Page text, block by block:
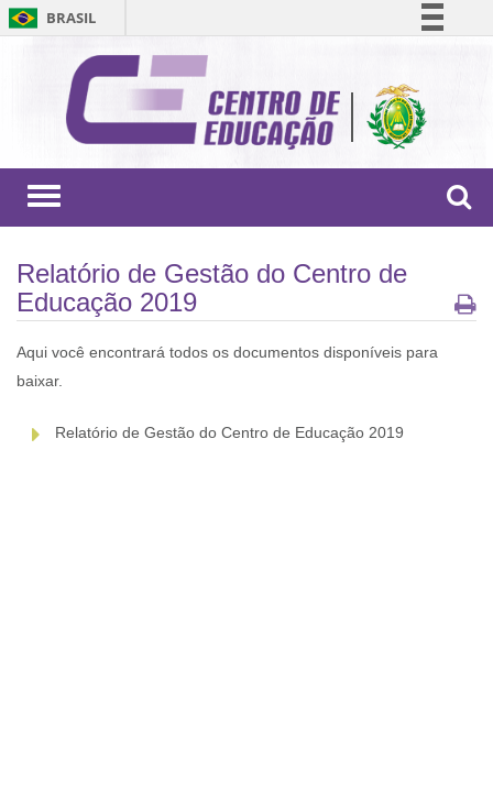
BRASIL
Comunica BR
Participe
Acesso à informação
Toggle
Relatório de Gestão do Centro de
Educação 2019
Aqui você encontrará todos os documentos disponíveis para
baixar.
Relatório de Gestão do Centro de Educação 2019